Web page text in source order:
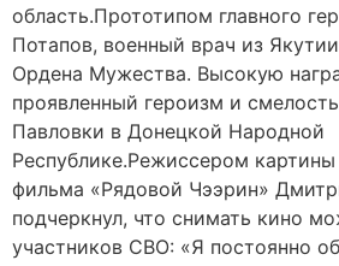
область.Прототипом главного
Потапов, военный врач из
Ордена Мужества. Высокую
проявленный героизм и
Павловки в Донецкой Народной
Республике.Режиссером
фильма «Рядовой Чээрин»
подчеркнул, что снимать кино
участников СВО: «Я постоянно